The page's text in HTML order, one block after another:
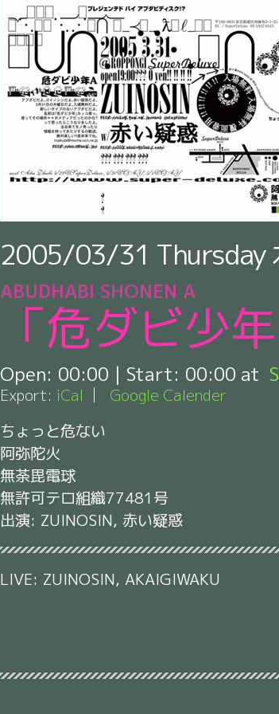
2005/03/31 Thursday
ABUDHABI SHONEN A
「危ダビ少年
Open: 00:00 | Start: 00:00
Export: iCal
Google Calender
ちょっと危ない
阿弥陀火
無荼毘電球
無許可テロ組織77481号
出演: ZUINOSIN, 赤い疑惑
LIVE: ZUINOSIN, AKAIGIWAKU